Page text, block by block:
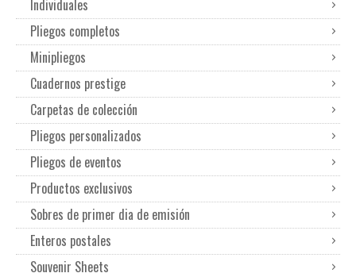
Individuales
Pliegos completos
Minipliegos
Cuadernos prestige
Carpetas de colección
Pliegos personalizados
Pliegos de eventos
Productos exclusivos
Sobres de primer dia de emisión
Enteros postales
Souvenir Sheets